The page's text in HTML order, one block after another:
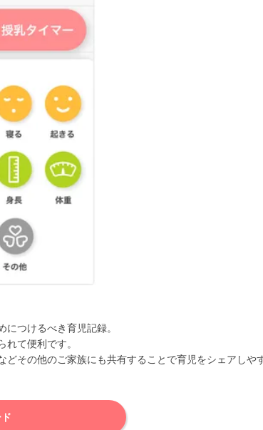
つけるべき育児記録。
て便利です。
その他のご家族にも共有することで育児をシェアしや